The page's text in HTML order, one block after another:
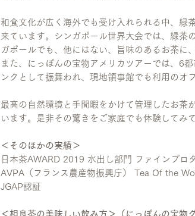
和食文化が広く海外でも受け入れられる中、緑
来ています。シンガポール世界大会では、緑茶
ガポールでも、他にはない、旨味のあるお茶に
また、にっぽんの宝物アメリカツアーでは、6
ンクとして振舞われ、現地領事館でも利用のオ
最高の自然環境と手間暇をかけて管理したお茶
います。是非その驚きをご家庭でも体験してみ
＜そのほかの実績＞
日本茶AWARD 2019 水出し部門 ファインプロ
AVPA（フランス農産物振興庁） Tea Of the
JGAP認証
＜相良茶の美味しい飲み方＞（にっぽんの宝物